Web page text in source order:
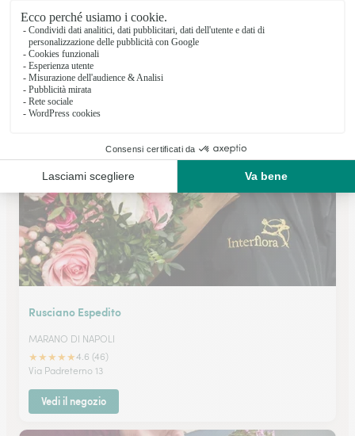
Erede D’Elia Salvatore
MARANO DI NAPOLI
★★★★★
Corso Europa 70
Vedi il negozio
Rusciano Espedito
MARANO DI NAPOLI
★★★★★4.6 (46)
Via Padreterno 13
Vedi il negozio